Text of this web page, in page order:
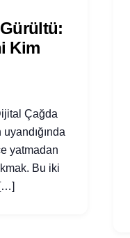
Gürültü:
Kim
Çağda
yatmadan
Bu iki